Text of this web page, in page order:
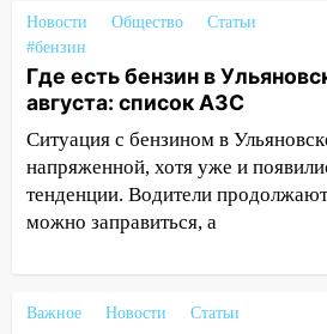
18:14
Прогноз погоды на
Ульяновской области
18:00 Мотофристайл, рок
экстрим: в Ульяновске
большой фестиваль
17:30 Где есть бензин в
августа после рабочего
сообщницу мошенников
Новости Общество
Статьи
#бензин
Где есть бензин в
августа: список АЗС
Ситуация с бензином в
напряженной, хотя уже и
тенденции. Водители
можно заправиться, а
Важное Новости Статьи